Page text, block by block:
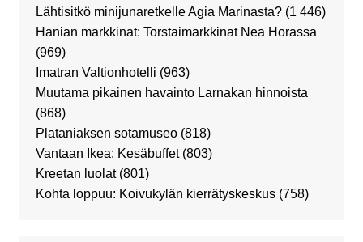
Lähtisitkö minijunaretkelle Agia Marinasta? (1 446)
Hanian markkinat: Torstaimarkkinat Nea Horassa
(969)
Imatran Valtionhotelli (963)
Muutama pikainen havainto Larnakan hinnoista
(868)
Plataniaksen sotamuseo (818)
Vantaan Ikea: Kesäbuffet (803)
Kreetan luolat (801)
Kohta loppuu: Koivukylän kierrätyskeskus (758)